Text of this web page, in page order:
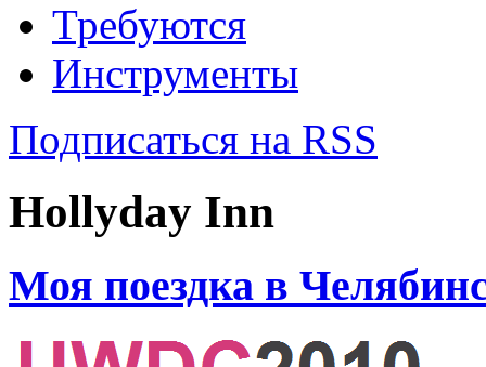
Требуются
Инструменты
Подписаться на RSS
Hollyday Inn
Моя поездка в